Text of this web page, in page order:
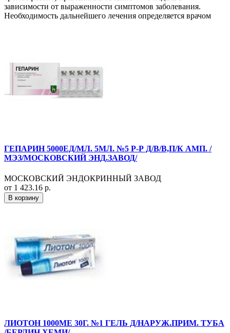
зависимости от выраженности симптомов заболевания.
Необходимость дальнейшего лечения определяется врачом
ГЕПАРИН 5000ЕД/МЛ. 5МЛ. №5 Р-Р Д/В/В,П/К АМП. /
МЭЗ/МОСКОВСКИЙ ЭНД.ЗАВОД/
МОСКОВСКИЙ ЭНДОКРИННЫЙ ЗАВОД
от 1 423.16 р.
В корзину
ЛИОТОН 1000МЕ 30Г. №1 ГЕЛЬ Д/НАРУЖ.ПРИМ. ТУБА